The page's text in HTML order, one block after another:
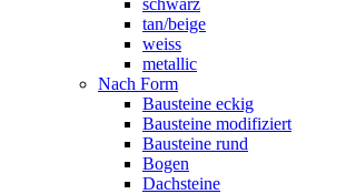
tan/beige
weiss
metallic
Nach Form
Bausteine eckig
Bausteine modifiziert
Bausteine rund
Bogen
Dachsteine